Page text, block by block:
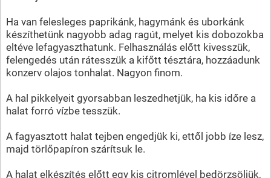
Ha van felesleges paprikánk, hagymánk és uborkánk
készíthetünk nagyobb adag ragút, melyet kis dobozokba
eltéve lefagyaszthatunk. Felhasználás előtt kivesszük,
felengedés után rátesszük a kifőtt tésztára, hozzáadunk
konzerv olajos tonhalat. Nagyon finom.
A hal pikkelyeit gyorsabban leszedhetjük, ha kis időre a
halat forró vízbe tesszük.
A fagyasztott halat tejben engedjük ki, ettől jobb íze lesz,
majd törlőpapíron szárítsuk le.
A halat elkészítés előtt egy kis citromlével bedörzsöljük,